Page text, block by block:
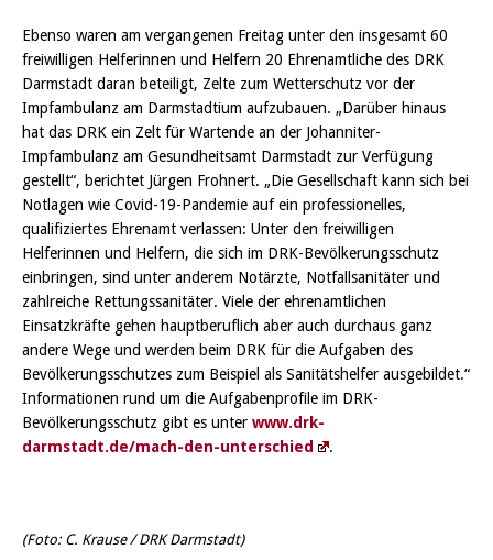
Ebenso waren am vergangenen Freitag unter den insgesamt 60
freiwilligen Helferinnen und Helfern 20 Ehrenamtliche des DRK
Darmstadt daran beteiligt, Zelte zum Wetterschutz vor der
Impfambulanz am Darmstadtium aufzubauen. „Darüber hinaus
hat das DRK ein Zelt für Wartende an der Johanniter-
Impfambulanz am Gesundheitsamt Darmstadt zur Verfügung
gestellt“, berichtet Jürgen Frohnert. „Die Gesellschaft kann sich bei
Notlagen wie Covid-19-Pandemie auf ein professionelles,
qualifiziertes Ehrenamt verlassen: Unter den freiwilligen
Helferinnen und Helfern, die sich im DRK-Bevölkerungsschutz
einbringen, sind unter anderem Notärzte, Notfallsanitäter und
zahlreiche Rettungssanitäter. Viele der ehrenamtlichen
Einsatzkräfte gehen hauptberuflich aber auch durchaus ganz
andere Wege und werden beim DRK für die Aufgaben des
Bevölkerungsschutzes zum Beispiel als Sanitätshelfer ausgebildet.“
Informationen rund um die Aufgabenprofile im DRK-
Bevölkerungsschutz gibt es unter www.drk-
darmstadt.de/mach-den-unterschied
.
(Foto: C. Krause / DRK Darmstadt)